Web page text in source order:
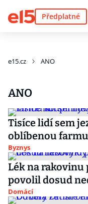
Předplatné
e15.cz ANO
ANO
Tisíce lidí sem
oblíbenou
Byznys
Lék na rakovinu
povolil dosud
Domácí